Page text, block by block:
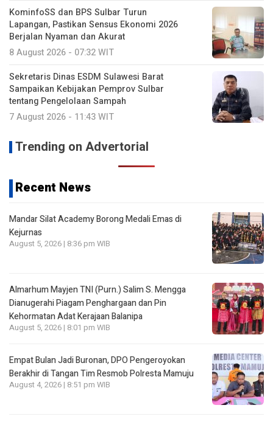
KominfoSS dan BPS Sulbar Turun
Lapangan, Pastikan Sensus Ekonomi 2026
Berjalan Nyaman dan Akurat
8 August 2026 - 07:32 WIT
Sekretaris Dinas ESDM Sulawesi Barat
Sampaikan Kebijakan Pemprov Sulbar
tentang Pengelolaan Sampah
7 August 2026 - 11:43 WIT
Trending on Advertorial
Recent News
Mandar Silat Academy Borong Medali Emas di
Kejurnas
August 5, 2026 | 8:36 pm WIB
Almarhum Mayjen TNI (Purn.) Salim S. Mengga
Dianugerahi Piagam Penghargaan dan Pin
Kehormatan Adat Kerajaan Balanipa
August 5, 2026 | 8:01 pm WIB
Empat Bulan Jadi Buronan, DPO Pengeroyokan
Berakhir di Tangan Tim Resmob Polresta Mamuju
August 4, 2026 | 8:51 pm WIB